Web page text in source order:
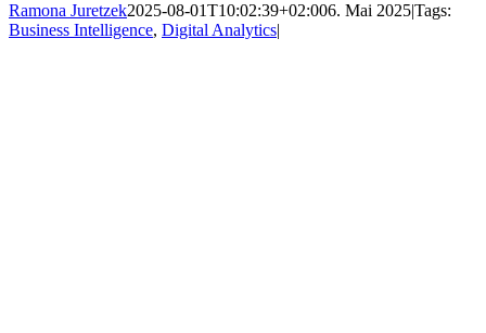
Ramona Juretzek2025-08-01T10:02:39+02:006. Mai 2025|Tags:
Business Intelligence, Digital Analytics|